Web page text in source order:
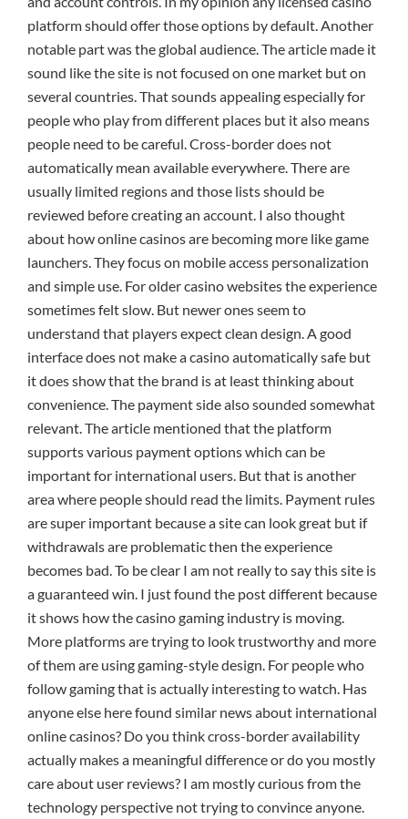
platform should offer those options by default. Another
notable part was the global audience. The article made it
sound like the site is not focused on one market but on
several countries. That sounds appealing especially for
people who play from different places but it also means
people need to be careful. Cross-border does not
automatically mean available everywhere. There are
usually limited regions and those lists should be
reviewed before creating an account. I also thought
about how online casinos are becoming more like game
launchers. They focus on mobile access personalization
and simple use. For older casino websites the experience
sometimes felt slow. But newer ones seem to
understand that players expect clean design. A good
interface does not make a casino automatically safe but
it does show that the brand is at least thinking about
convenience. The payment side also sounded somewhat
relevant. The article mentioned that the platform
supports various payment options which can be
important for international users. But that is another
area where people should read the limits. Payment rules
are super important because a site can look great but if
withdrawals are problematic then the experience
becomes bad. To be clear I am not really to say this site is
a guaranteed win. I just found the post different because
it shows how the casino gaming industry is moving.
More platforms are trying to look trustworthy and more
of them are using gaming-style design. For people who
follow gaming that is actually interesting to watch. Has
anyone else here found similar news about international
online casinos? Do you think cross-border availability
actually makes a meaningful difference or do you mostly
care about user reviews? I am mostly curious from the
technology perspective not trying to convince anyone.